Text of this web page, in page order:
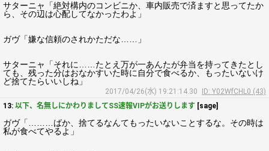
サターニャ「絶対構内のコンビニか、車内販売で済ますと思ってたか
ら、その辺は心配してなかったわよ」
ガヴ「嫌な信頼のされかただな……」
サターニャ「それに……たとえ万が一あんたが弁当を持ってきたとし
ても、残った分はおなかすいた時に自分で食べるか、もったいないけ
ど捨てたらいいしね」
2017/04/26(水) 19:21:14.30
ID: Y02WfCHL0 (43)
13: 以下、名無しにかわりましてSS速報VIPがお送りします [sage]
ガヴ「………ばか、捨てるなんてもったいないことするな。その時は
私が食べてやるよ」